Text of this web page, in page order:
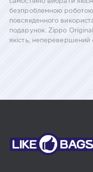
самостійно вибрати
безпроблемною
повсякденного
подарунок. Zippo Original
якість, неперевершений